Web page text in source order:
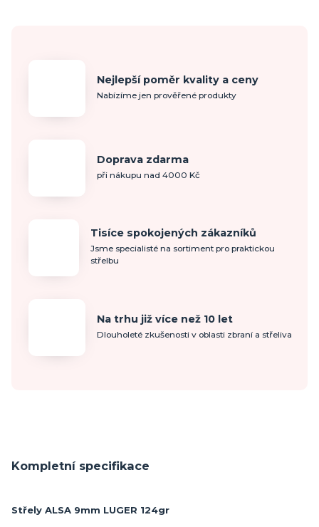
Nejlepší poměr kvality a ceny
Nabízíme jen prověřené produkty
Doprava zdarma
při nákupu nad 4000 Kč
Tisíce spokojených zákazníků
Jsme specialisté na sortiment pro praktickou
střelbu
Na trhu již více než 10 let
Dlouholeté zkušenosti v oblasti zbraní a střeliva
Kompletní specifikace
Střely ALSA 9mm LUGER 124gr